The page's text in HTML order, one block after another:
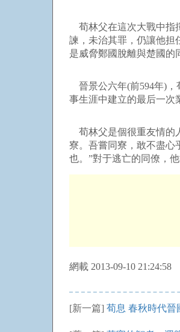
荀林父在這次大戰中指
諫，未治其罪，仍讓他担
是威脅鄭國脫離與楚國的
晉景公六年(前594年)，
事生涯中建立的最后一次
荀林父是個很重友情的
寮。吾嘗同寮，敢不盡心
也。”對于逃亡的同僚，
網載 2013-09-10 21:24:58
[新一篇] 荀息 春秋時代晉